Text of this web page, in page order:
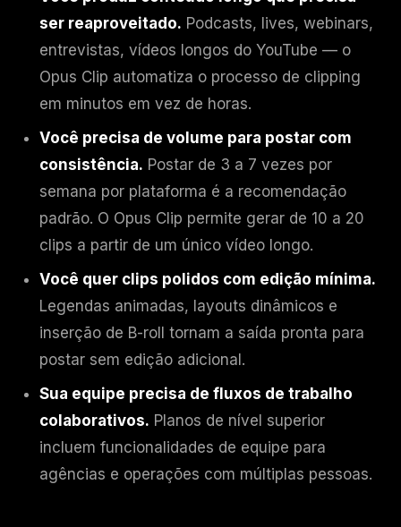
ser reaproveitado. Podcasts, lives, webinars,
entrevistas, vídeos longos do YouTube — o
Opus Clip automatiza o processo de clipping
em minutos em vez de horas.
Você precisa de volume para postar com
consistência. Postar de 3 a 7 vezes por
semana por plataforma é a recomendação
padrão. O Opus Clip permite gerar de 10 a 20
clips a partir de um único vídeo longo.
Você quer clips polidos com edição mínima.
Legendas animadas, layouts dinâmicos e
inserção de B-roll tornam a saída pronta para
postar sem edição adicional.
Sua equipe precisa de fluxos de trabalho
colaborativos. Planos de nível superior
incluem funcionalidades de equipe para
agências e operações com múltiplas pessoas.